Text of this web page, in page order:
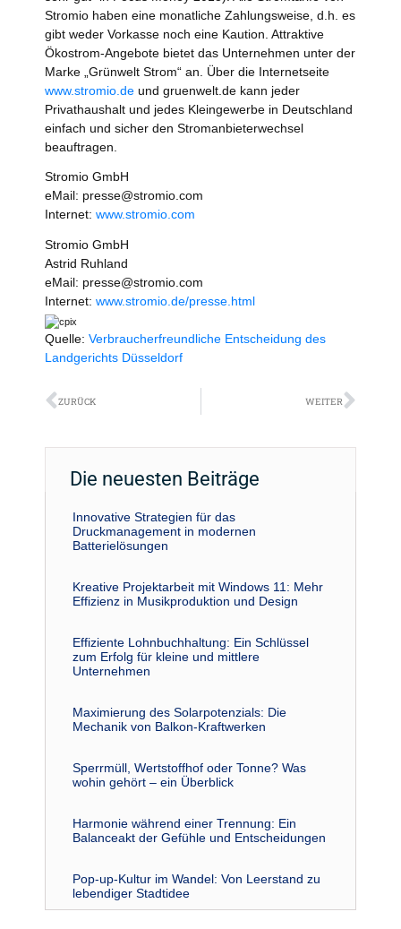
Stromio haben eine monatliche Zahlungsweise, d.h. es
gibt weder Vorkasse noch eine Kaution. Attraktive
Ökostrom-Angebote bietet das Unternehmen unter der
Marke „Grünwelt Strom“ an. Über die Internetseite
www.stromio.de und gruenwelt.de kann jeder
Privathaushalt und jedes Kleingewerbe in Deutschland
einfach und sicher den Stromanbieterwechsel
beauftragen.
Stromio GmbH
eMail: presse@stromio.com
Internet: www.stromio.com
Stromio GmbH
Astrid Ruhland
eMail: presse@stromio.com
Internet: www.stromio.de/presse.html
Quelle: Verbraucherfreundliche Entscheidung des
Landgerichts Düsseldorf
Zurück
ZURÜCK WEITER
Die neuesten Beiträge
Innovative Strategien für das
Druckmanagement in modernen
Batterielösungen
Kreative Projektarbeit mit Windows 11: Mehr
Effizienz in Musikproduktion und Design
Effiziente Lohnbuchhaltung: Ein Schlüssel
zum Erfolg für kleine und mittlere
Unternehmen
Maximierung des Solarpotenzials: Die
Mechanik von Balkon-Kraftwerken
Sperrmüll, Wertstoffhof oder Tonne? Was
wohin gehört – ein Überblick
Harmonie während einer Trennung: Ein
Balanceakt der Gefühle und Entscheidungen
Pop-up-Kultur im Wandel: Von Leerstand zu
lebendiger Stadtidee